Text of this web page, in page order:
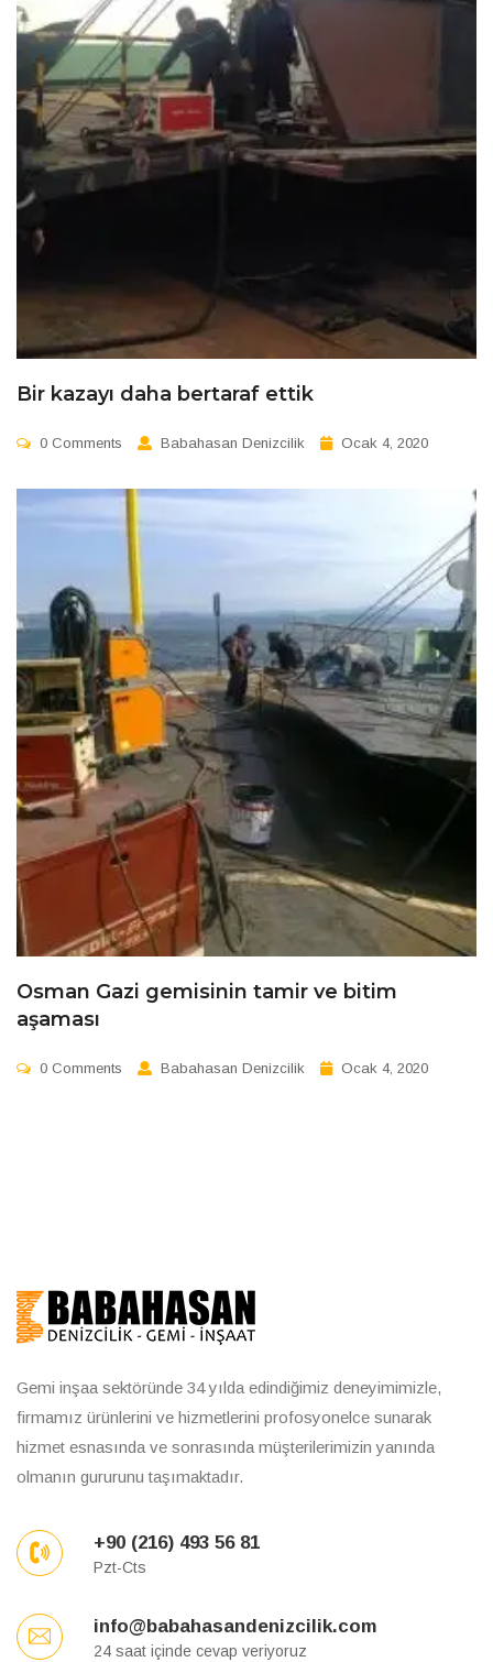
Bir kazayı daha bertaraf ettik
0 Comments Babahasan Denizcilik Ocak 4, 2020
Osman Gazi gemisinin tamir ve bitim
aşaması
0 Comments Babahasan Denizcilik Ocak 4, 2020
Gemi inşaa sektöründe 34 yılda edindiğimiz deneyimimizle,
firmamız ürünlerini ve hizmetlerini profosyonelce sunarak
hizmet esnasında ve sonrasında müşterilerimizin yanında
olmanın gururunu taşımaktadır.
+90 (216) 493 56 81
Pzt-Cts
info@babahasandenizcilik.com
24 saat içinde cevap veriyoruz